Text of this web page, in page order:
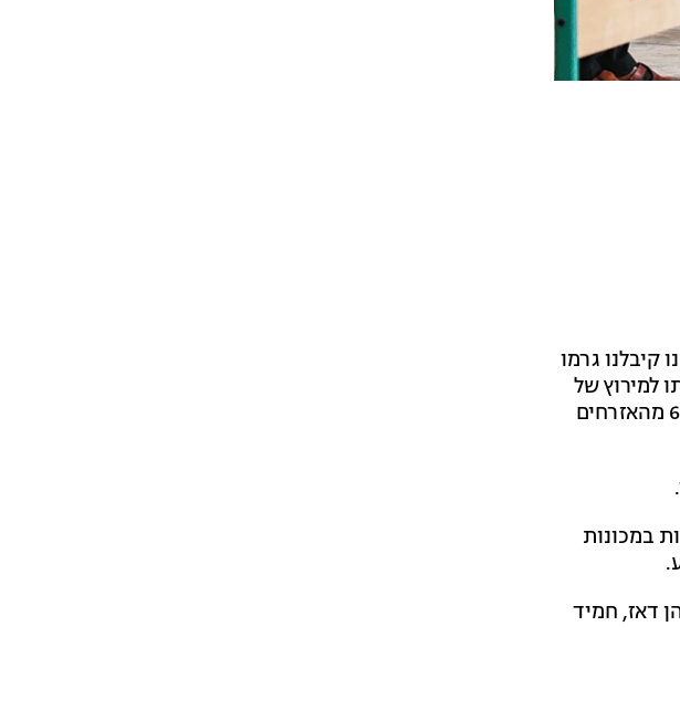
קיבלנו גרמו
למירוץ של
גאני, אמורללה סלאח, מסר אף הוא התייחסות לנושא, ואמר: "המידע שקיבלנו מראה כי 60-70% מהאזרחים
במכונות
הנשיא המכהן דאז, חמיד